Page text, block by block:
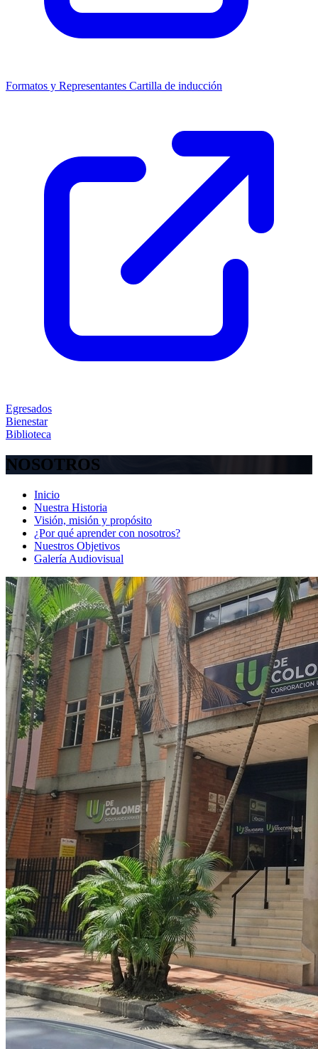
Formatos y Representantes Cartilla de inducción
Egresados
Bienestar
Biblioteca
NOSOTROS
Inicio
Nuestra Historia
Visión, misión y propósito
¿Por qué aprender con nosotros?
Nuestros Objetivos
Galería Audiovisual